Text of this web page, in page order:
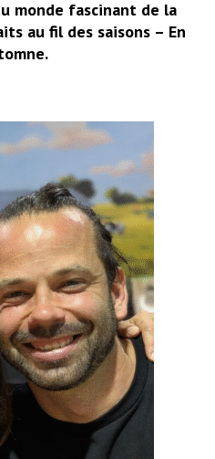
monde fascinant de la
au fil des saisons – En